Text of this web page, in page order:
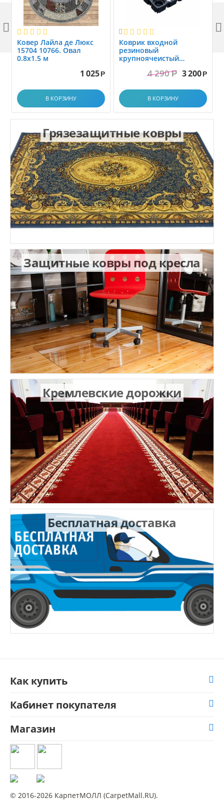
Ковер Лайла де Люкс
15704 10766. Овал
0.8x1.5 м
1 025 Р
В КОРЗИНУ

Коврик вxодной
резиновый
крупноячеистый
1.0x1.5 м4 290 Р 3 200 Р
В КОРЗИНУ
 
Грязезащитные ковры
Защитные ковры под кресла
Кремлевские дорожки
Бесплатная доставка
Как купить
Кабинет покупателя
Магазин
© 2016-2026 КарпетМОЛЛ (CarpetMall.RU).